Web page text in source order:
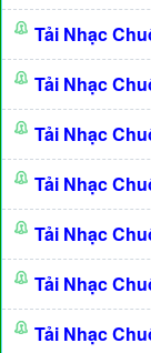
Tải Nhạc
Tải Nhạc
Tải Nhạc
Tải Nhạc
Tải Nhạc
Tải Nhạc
Tải Nhạc